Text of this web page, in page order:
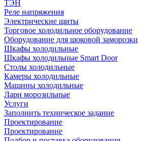
ТЭН
Реле напряжения
Электрические щиты
Торговое холодильное оборудование
Оборудование для шоковой заморозки
Шкафы холодильные
Шкафы холодильные Smart Door
Столы холодильные
Камеры холодильные
Машины холодильные
Лари морозильные
Услуги
Заполнить техническое задание
Проектирование
Проектирование